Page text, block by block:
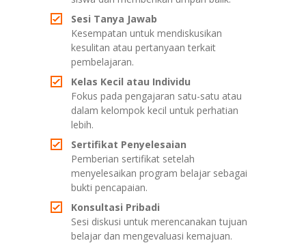
Sesi Tanya Jawab
Kesempatan untuk mendiskusikan
kesulitan atau pertanyaan terkait
pembelajaran.
Kelas Kecil atau Individu
Fokus pada pengajaran satu-satu atau
dalam kelompok kecil untuk perhatian
lebih.
Sertifikat Penyelesaian
Pemberian sertifikat setelah
menyelesaikan program belajar sebagai
bukti pencapaian.
Konsultasi Pribadi
Sesi diskusi untuk merencanakan tujuan
belajar dan mengevaluasi kemajuan.